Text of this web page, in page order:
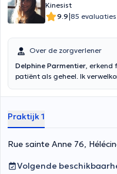
Kinesist
9.9|85 evaluaties
Over de zorgverlener
Delphine Parmentier, erkend
patiënt als geheel. Ik
perinataal, postoperatief,
de eerste afspraak een
hebben. Ik zie je op kantoor of
Praktijk 1
Rue sainte Anne 76,
Volgende